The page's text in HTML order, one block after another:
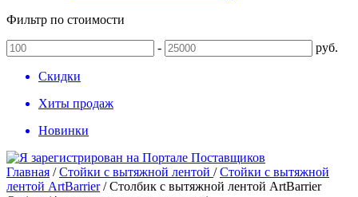
Фильтр по стоимости
- руб.
Скидки
Хиты продаж
Новинки
Главная /Стойки с вытяжной лентой /Стойки с вытяжной
лентой ArtBarrier/Столбик с вытяжной лентой ArtBarrier